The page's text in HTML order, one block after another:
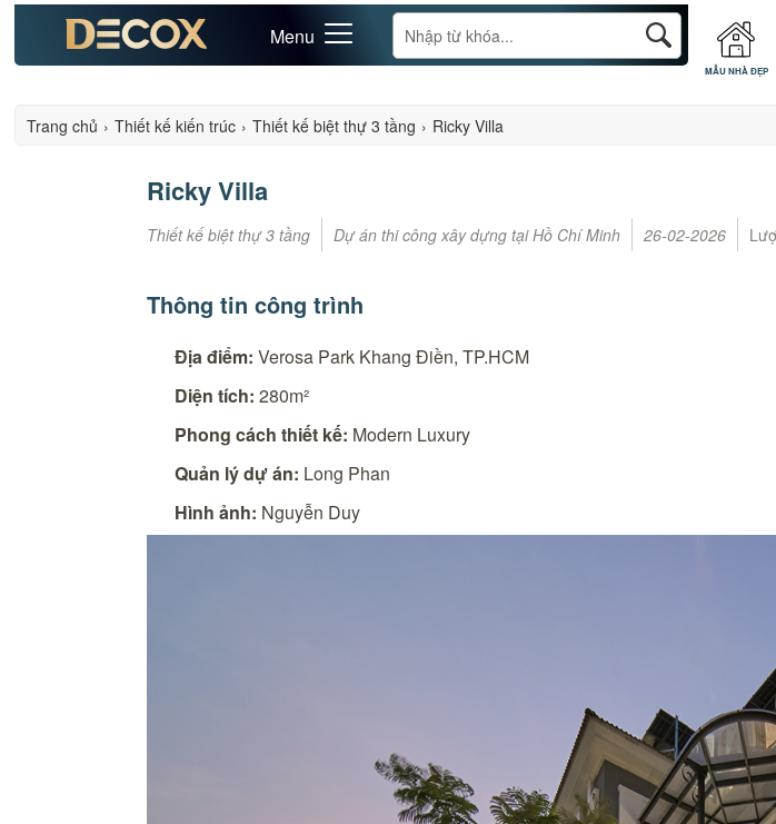
Menu
MẪU NHÀ ĐẸP
Trang chủ › Thiết kế kiến trúc › Thiết kế biệt thự 3 tầng › Ricky Villa
Ricky Villa
Thiết kế biệt thự 3 tầng Dự án thi công xây dựng tại Hồ Chí Minh 26-02-2026
Thông tin công trình
Địa điểm: Verosa Park Khang Điền, TP.HCM
Diện tích: 280m²
Phong cách thiết kế: Modern Luxury
Quản lý dự án: Long Phan
Hình ảnh: Nguyễn Duy